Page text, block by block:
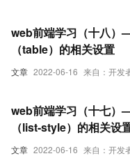
文章 2022-06-16 来自：开发
web前端学习（十八
（table）的相关设置
文章 2022-06-16 来自：开发
web前端学习（十七
（list-style）的相关设